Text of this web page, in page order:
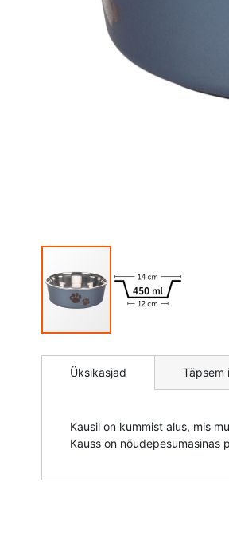
pildigalerii
algusesseÜksikasjad
Kausil on kummist alus, mis
Kauss on nõudepesumasinas
Täpsem